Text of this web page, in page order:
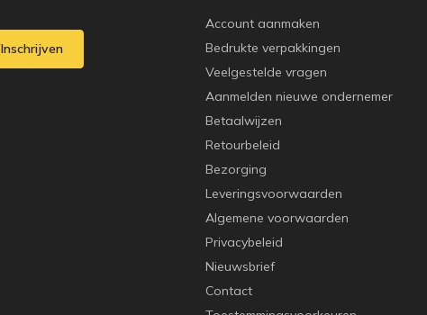
Account aanmaken
Bedrukte verpakkingen
Veelgestelde vragen
Aanmelden nieuwe ondernemer
Betaalwijzen
Retourbeleid
Bezorging
Leveringsvoorwaarden
Algemene voorwaarden
Privacybeleid
Nieuwsbrief
Contact
Inschrijven